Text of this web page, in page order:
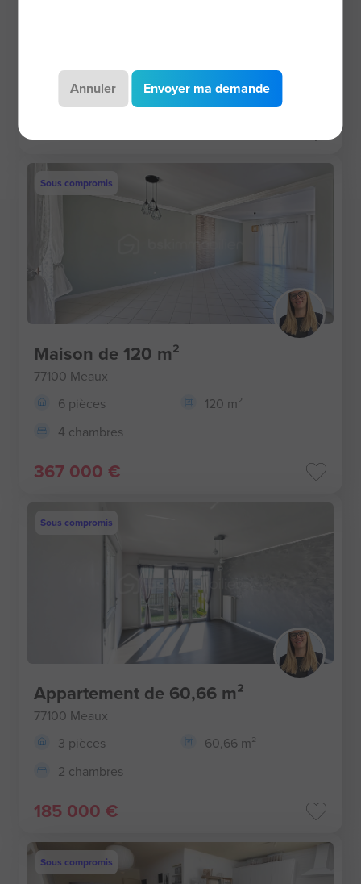
1 chambre
Sous compromis
Maison de 120 m²
77100 Meaux
6 pièces
120 m²
4 chambres
367 000 €
Sous compromis
Appartement de 60,66 m²
77100 Meaux
3 pièces
60,66 m²
2 chambres
185 000 €
Sous compromis
Annuler Envoyer ma demande